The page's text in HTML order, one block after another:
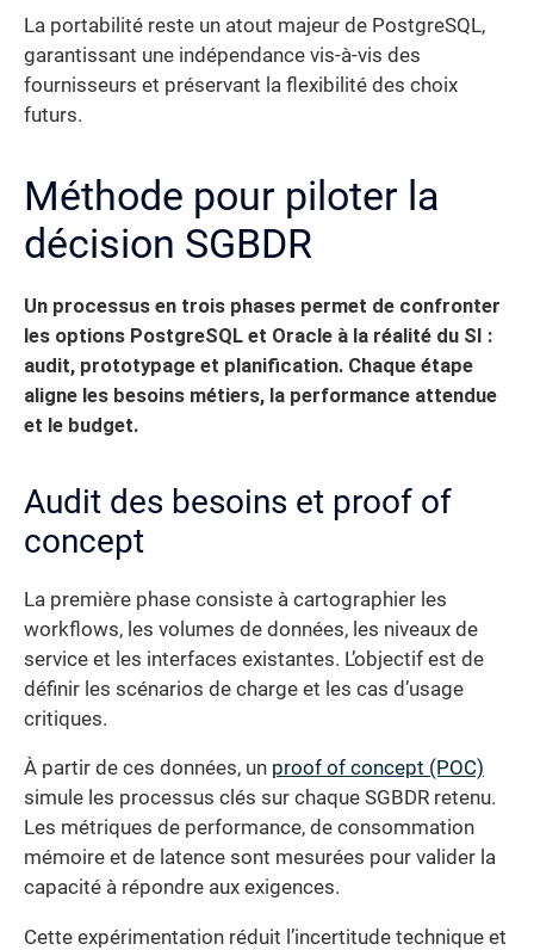
La portabilité reste un atout majeur de PostgreSQL,
garantissant une indépendance vis-à-vis des
fournisseurs et préservant la flexibilité des choix
futurs.
Méthode pour piloter la
décision SGBDR
Un processus en trois phases permet de confronter
les options PostgreSQL et Oracle à la réalité du SI :
audit, prototypage et planification. Chaque étape
aligne les besoins métiers, la performance attendue
et le budget.
Audit des besoins et proof of
concept
La première phase consiste à cartographier les
workflows, les volumes de données, les niveaux de
service et les interfaces existantes. L’objectif est de
définir les scénarios de charge et les cas d’usage
critiques.
À partir de ces données, un proof of concept (POC)
simule les processus clés sur chaque SGBDR retenu.
Les métriques de performance, de consommation
mémoire et de latence sont mesurées pour valider la
capacité à répondre aux exigences.
Cette expérimentation réduit l’incertitude technique et